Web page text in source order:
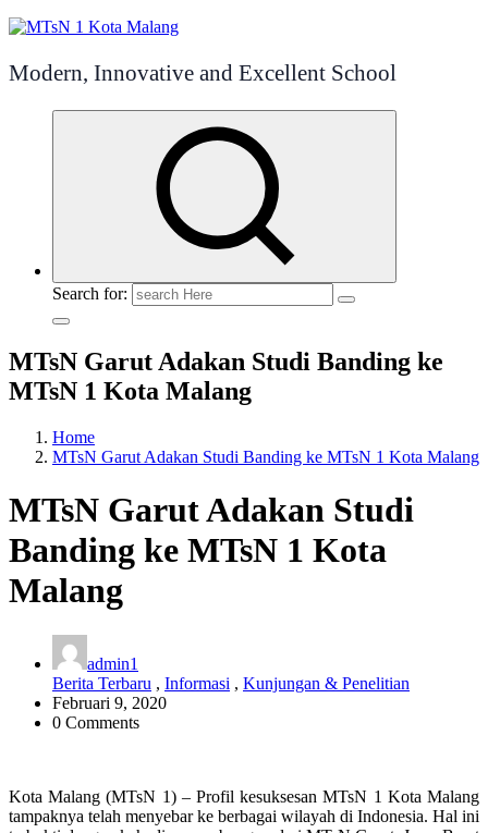
Modern, Innovative and Excellent School
Search for:
MTsN Garut Adakan Studi Banding ke
MTsN 1 Kota Malang
Home
MTsN Garut Adakan Studi Banding ke MTsN 1 Kota Malang
MTsN Garut Adakan Studi
Banding ke MTsN 1 Kota
Malang
admin1
Berita Terbaru , Informasi , Kunjungan & Penelitian
Februari 9, 2020
0 Comments
Kota Malang (MTsN 1) – Profil kesuksesan MTsN 1 Kota Malang
tampaknya telah menyebar ke berbagai wilayah di Indonesia. Hal ini